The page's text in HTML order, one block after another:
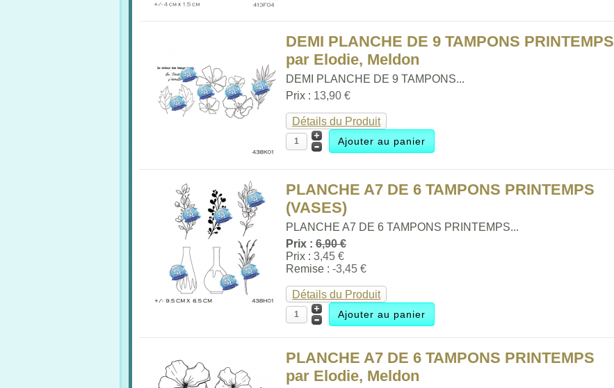
DEMI PLANCHE DE 9 TAMPONS PRINTEMPS
par Elodie, Meldon
DEMI PLANCHE DE 9 TAMPONS...
Prix : 13,90 €
Détails du Produit
PLANCHE A7 DE 6 TAMPONS PRINTEMPS
(VASES)
PLANCHE A7 DE 6 TAMPONS PRINTEMPS...
Prix :6,90 €
Prix :3,45 €
Remise :-3,45 €
Détails du Produit
PLANCHE A7 DE 6 TAMPONS PRINTEMPS
par Elodie, Meldon